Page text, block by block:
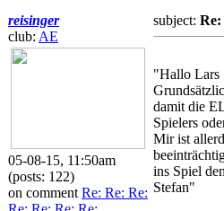
reisinger
club: AE
05-08-15, 11:50am
(posts: 122)
on comment Re: Re: Re:
subject: Re:
"Hallo Lars
damit die
Spielers
Mir ist
ins Spiel
Stefan"